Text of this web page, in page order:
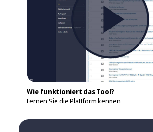
Wie funktioniert das Tool?
Lernen Sie die Plattform kennen